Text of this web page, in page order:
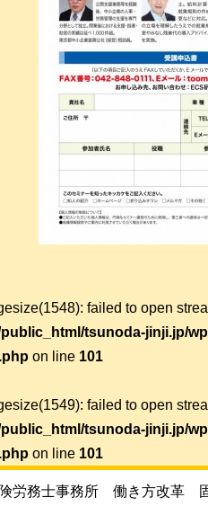
failed to open
public_html/tsunoda-jinji.jp/
on line 101
failed to open
public_html/tsunoda-jinji.jp/
on line 101
労務士事務所 働き方改革